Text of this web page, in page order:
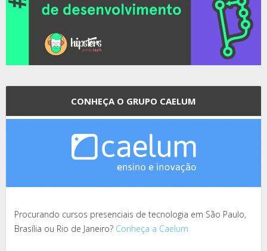
CONHEÇA O GRUPO CAELUM
Procurando cursos presenciais de tecnologia em São Paulo,
Brasília ou Rio de Janeiro? Conheça a Caelum